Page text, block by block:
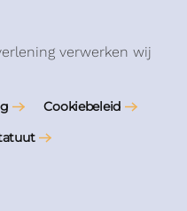
verwerken wij
Cookiebeleid